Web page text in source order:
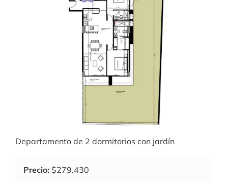
Departamento de 2 dormitorios con jardín
Precio: $279.430